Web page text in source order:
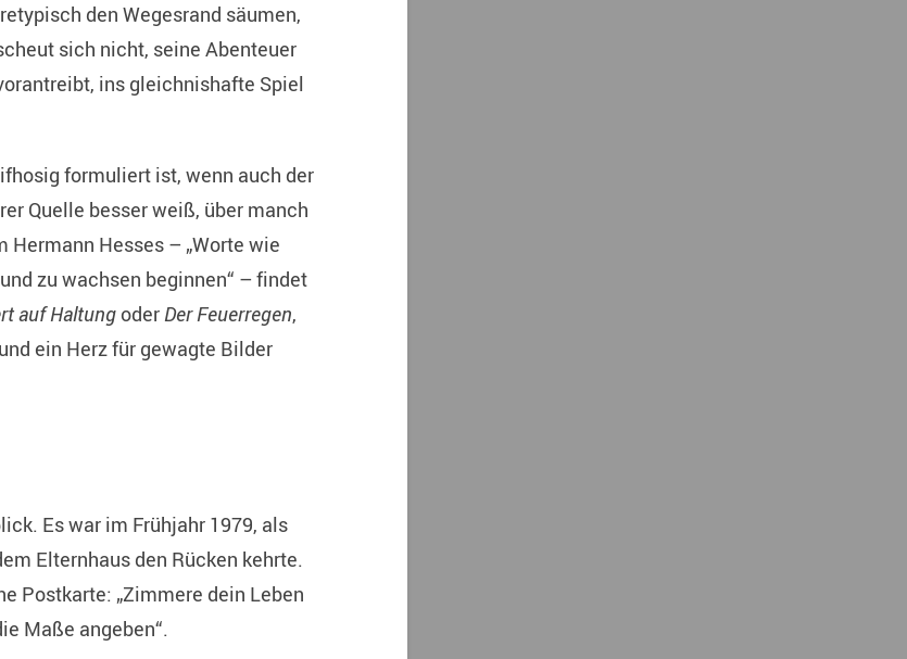
den Wegesrand säumen,
sich nicht, seine Abenteuer
ins gleichnishafte Spiel
formuliert ist, wenn auch der
Quelle besser weiß, über manch
Hesses – „Worte wie
zu wachsen beginnen“ – findet
auf HaltungoderDer Feuerregen,
ein Herz für gewagte Bilder
Es war im Frühjahr 1979, als
Elternhaus den Rücken kehrte.
Postkarte: „Zimmere dein Leben
Maße angeben“.